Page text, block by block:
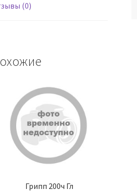
(0)
Грипп 200ч Гл